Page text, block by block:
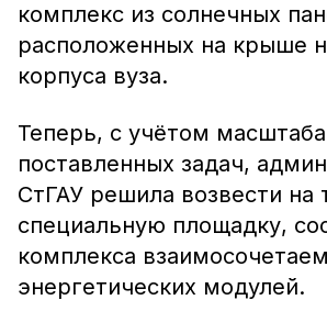
комплекс из солнечных
расположенных на крыше
корпуса вуза.
Теперь, с учётом масштаба
поставленных задач,
СтГАУ решила возвести на
специальную площадку,
комплекса
энергетических модулей.